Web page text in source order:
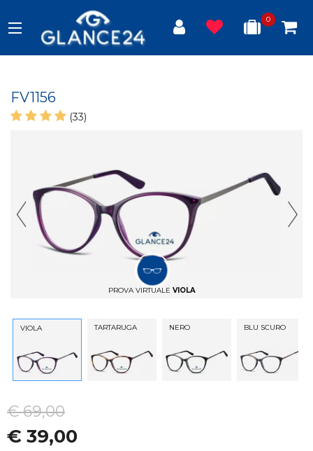
0
FV1156
(33)
PROVA VIRTUALEVIOLA
Previous Slide
VIOLA TARTARUGA NERO BLU SCURO
€ 69,00
€ 39,00